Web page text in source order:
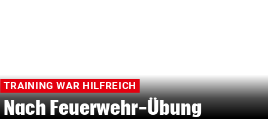
TRAINING WAR HILFREICH
Nach Feuerwehr-Übung